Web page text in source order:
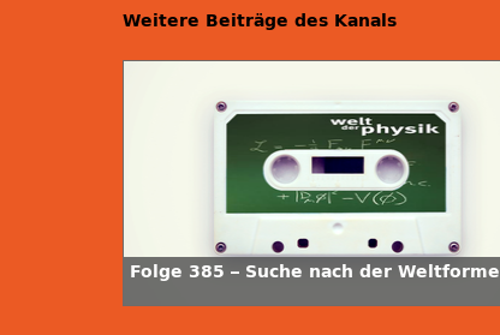
Weitere Beiträge des Kanals
Folge 385 – Suche nach der Weltformel